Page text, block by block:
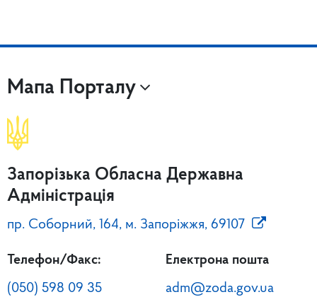
Мапа Порталу
Запорізька Обласна Державна
Адміністрація
пр. Соборний, 164, м. Запоріжжя, 69107
Телефон/Факс:
(050) 598 09 35
Електрона пошта
adm@zoda.gov.ua